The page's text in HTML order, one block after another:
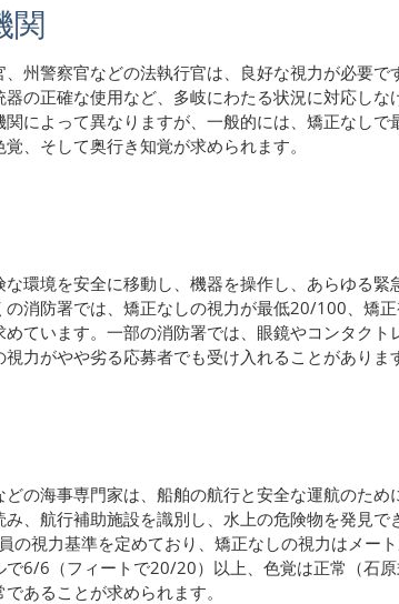
関
、州警察官などの法執行官は、良好な視力が必要
器の正確な使用など、多岐にわたる状況に対応し
関によって異なりますが、一般的には、矯正なし
、そして奥行き知覚が求められます。
な環境を安全に移動し、機器を操作し、あらゆる
の消防署では、矯正なしの視力が最低20/100、矯
めています。一部の消防署では、眼鏡やコンタク
力がやや劣る応募者でも受け入れることがありま
どの海事専門家は、船舶の航行と安全な運航のた
、航行補助施設を識別し、水上の危険物を発見で
の視力基準を定めており、矯正なしの視力はメー
で6/6（フィートで20/20）以上、色覚は正常（石
あることが求められます。